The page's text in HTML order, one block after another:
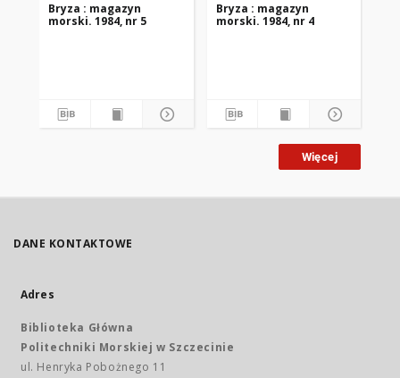
Bryza : magazyn
morski. 1984, nr 5
Bryza : magazyn
morski. 1984, nr 4
Więcej
DANE KONTAKTOWE
Adres
Biblioteka Główna
Politechniki Morskiej w Szczecinie
ul. Henryka Pobożnego 11